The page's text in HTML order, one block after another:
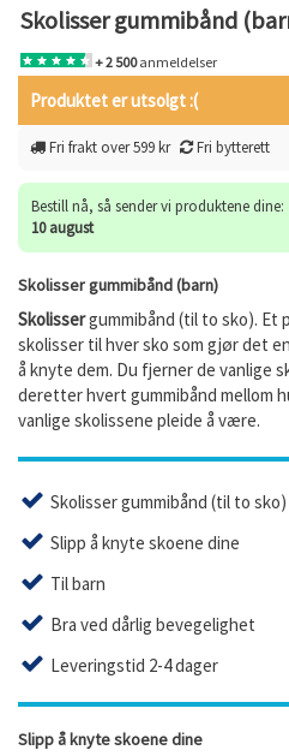
Skolisser gummibånd
+ 2 500anmeldelser
Produktet er utsolgt :(
Fri frakt over 599 kr Fri bytterett
Bestill nå, så sender vi produktene dine:
10 august
Skolisser gummibånd (barn)
Skolissergummibånd (til to sko). Et
skolisser til hver sko som gjør det
å knyte dem. Du fjerner de vanlige
deretter hvert gummibånd mellom
vanlige skolissene pleide å være.
Skolisser gummibånd (til to sko)
Slipp å knyte skoene dine
Til barn
Bra ved dårlig bevegelighet
Leveringstid 2-4 dager
Slipp å knyte skoene dine